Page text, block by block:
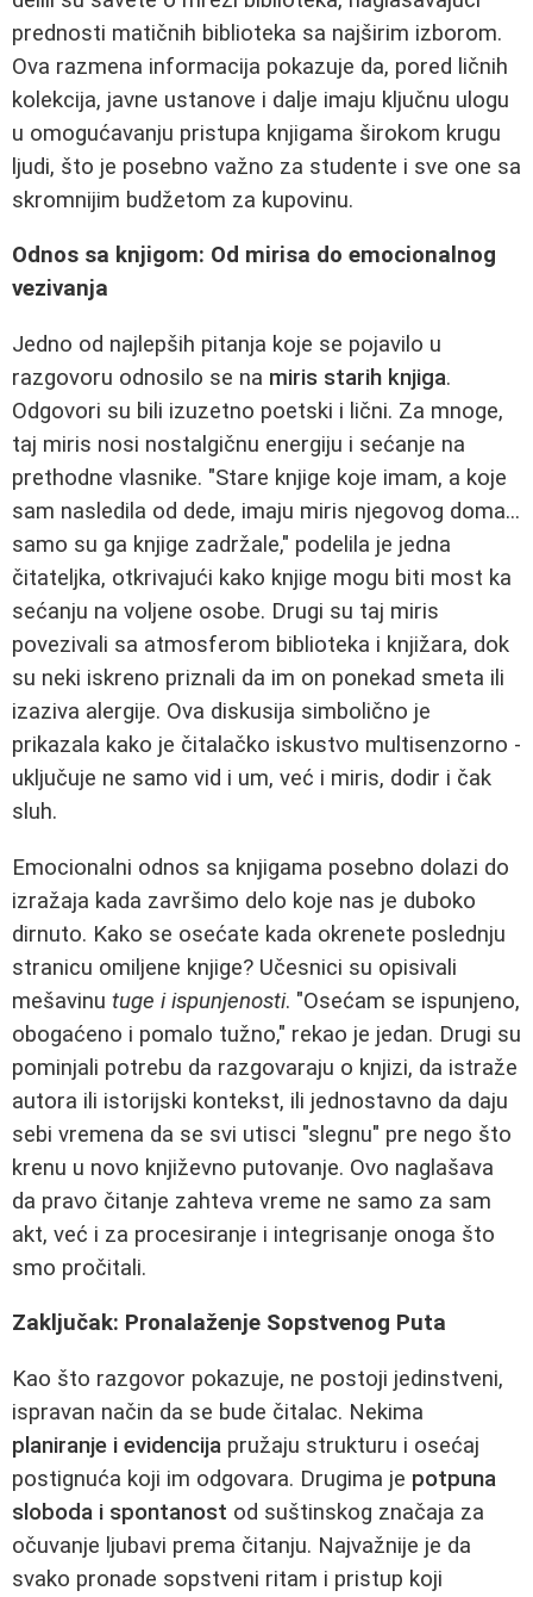
prednosti matičnih biblioteka sa najširim izborom.
Ova razmena informacija pokazuje da, pored ličnih
kolekcija, javne ustanove i dalje imaju ključnu ulogu
u omogućavanju pristupa knjigama širokom krugu
ljudi, što je posebno važno za studente i sve one sa
skromnijim budžetom za kupovinu.
Odnos sa knjigom: Od mirisa do emocionalnog
vezivanja
Jedno od najlepših pitanja koje se pojavilo u
razgovoru odnosilo se na miris starih knjiga.
Odgovori su bili izuzetno poetski i lični. Za mnoge,
taj miris nosi nostalgičnu energiju i sećanje na
prethodne vlasnike. "Stare knjige koje imam, a koje
sam nasledila od dede, imaju miris njegovog doma...
samo su ga knjige zadržale," podelila je jedna
čitateljka, otkrivajući kako knjige mogu biti most ka
sećanju na voljene osobe. Drugi su taj miris
povezivali sa atmosferom biblioteka i knjižara, dok
su neki iskreno priznali da im on ponekad smeta ili
izaziva alergije. Ova diskusija simbolično je
prikazala kako je čitalačko iskustvo multisenzorno -
uključuje ne samo vid i um, već i miris, dodir i čak
sluh.
Emocionalni odnos sa knjigama posebno dolazi do
izražaja kada završimo delo koje nas je duboko
dirnuto. Kako se osećate kada okrenete poslednju
stranicu omiljene knjige? Učesnici su opisivali
mešavinu tuge i ispunjenosti. "Osećam se ispunjeno,
obogaćeno i pomalo tužno," rekao je jedan. Drugi su
pominjali potrebu da razgovaraju o knjizi, da istraže
autora ili istorijski kontekst, ili jednostavno da daju
sebi vremena da se svi utisci "slegnu" pre nego što
krenu u novo književno putovanje. Ovo naglašava
da pravo čitanje zahteva vreme ne samo za sam
akt, već i za procesiranje i integrisanje onoga što
smo pročitali.
Zaključak: Pronalaženje Sopstvenog Puta
Kao što razgovor pokazuje, ne postoji jedinstveni,
ispravan način da se bude čitalac. Nekima
planiranje i evidencija pružaju strukturu i osećaj
postignuća koji im odgovara. Drugima je potpuna
sloboda i spontanost od suštinskog značaja za
očuvanje ljubavi prema čitanju. Najvažnije je da
svako pronade sopstveni ritam i pristup koji